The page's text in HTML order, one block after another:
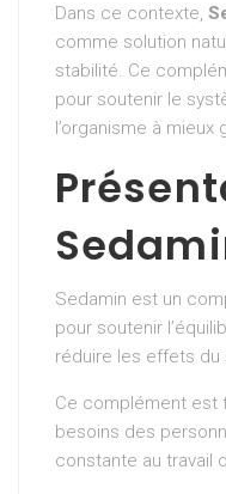
Dans ce contexte,
comme solution
stabilité. Ce
pour soutenir le
l’organisme à
Sedamin est un
pour soutenir
réduire les effets du
Ce complément est
besoins des
constante au travail